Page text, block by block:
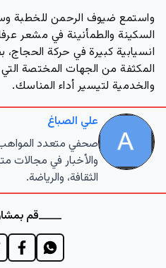
واستمع ضيوف الرحمن للخطبة
السكينة والطمأنينة في مشعر
انسيابية كبيرة في حركة الحجاج،
المكثفة من الجهات المختصة
والخدمية لتيسير أداء المناسك.
علي الصباغ
صحفي متعدد
والأخبار في مجالات
الثقافة، والرياضة.
قم